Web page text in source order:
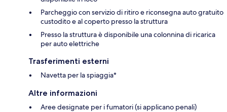
Parcheggio con servizio di ritiro e riconsegna auto gratuito
custodito e al coperto presso la struttura
Presso la struttura è disponibile una colonnina di ricarica
per auto elettriche
Trasferimenti esterni
Navetta per la spiaggia*
Altre informazioni
Aree designate per i fumatori (si applicano penali)